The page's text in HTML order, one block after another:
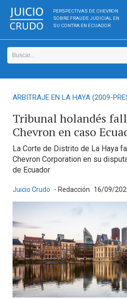
PERSPECTIVAS DE CHEVRON
SOBRE FRAUDE JUDICIAL EN
SU CONTRA EN ECUADOR
ARBITRAJE EN LA HAYA (2009-
Tribunal holandés
Chevron en caso
La Corte de Distrito de La Haya
Chevron Corporation en su
de Ecuador
Juicio Crudo - Redacción 16/09/